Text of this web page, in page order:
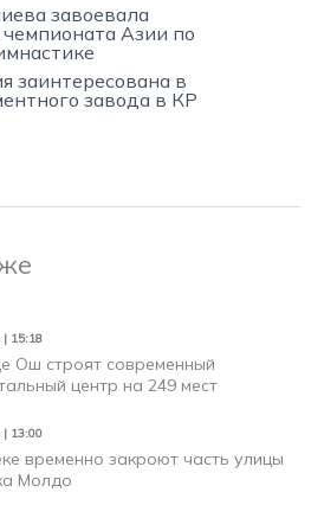
завоевала
Азии по
заинтересована в
завода в КР
| 15:18
Ош строят современный
центр на 249 мест
| 13:00
временно закроют часть улицы
Молдо